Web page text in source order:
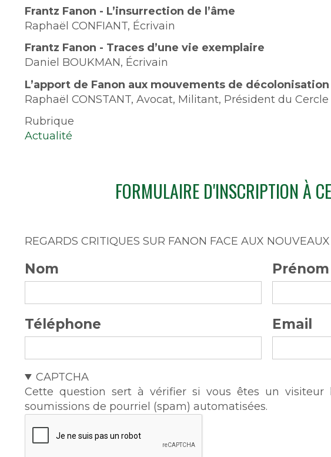
Frantz Fanon - L’insurrection de l’âme
Raphaël CONFIANT, Écrivain
Frantz Fanon - Traces d’une vie exemplaire
Daniel BOUKMAN, Écrivain
L’apport de Fanon aux mouvements de décolonisation
Raphaël CONSTANT, Avocat, Militant, Président du
Rubrique
Actualité
FORMULAIRE D'INSCRIPTION À
REGARDS CRITIQUES SUR FANON FACE AUX
Nom Prénom
Téléphone Email
CAPTCHA
Cette question sert à vérifier si vous êtes un
soumissions de pourriel (spam) automatisées.